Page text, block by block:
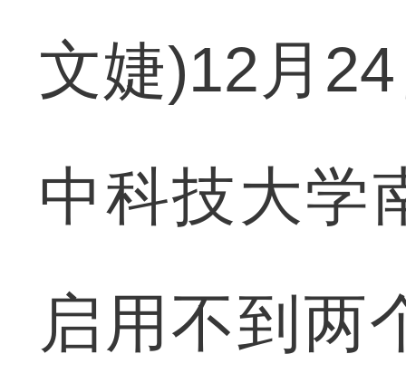
文婕)12月
中科技大学
启用不到两